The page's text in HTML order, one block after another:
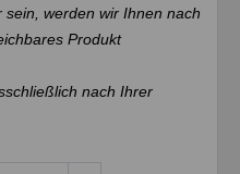
werden wir Ihnen nach
Produkt
nach Ihrer